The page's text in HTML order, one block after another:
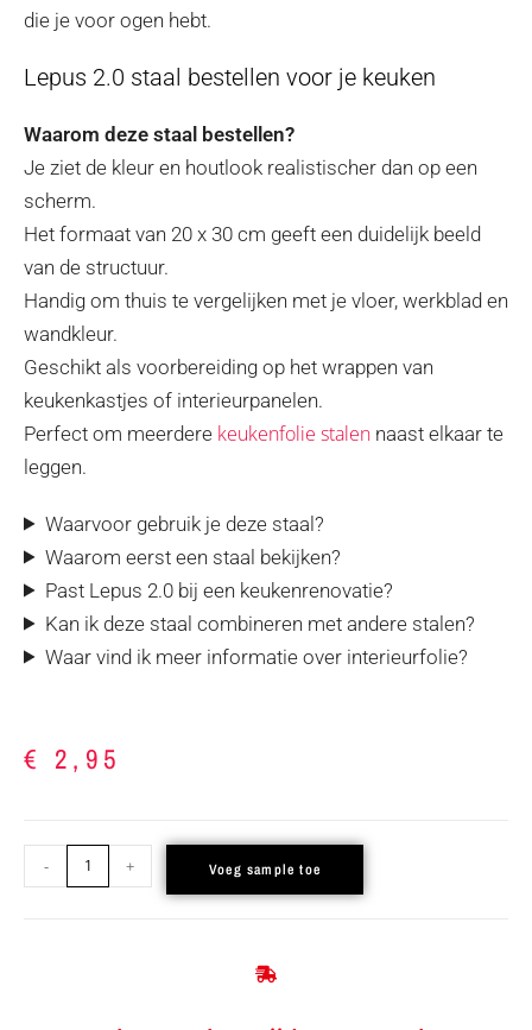
die je voor ogen hebt.
Lepus 2.0 staal bestellen voor je keuken
Waarom deze staal bestellen?
Je ziet de kleur en houtlook realistischer dan op een
scherm.
Het formaat van 20 x 30 cm geeft een duidelijk beeld
van de structuur.
Handig om thuis te vergelijken met je vloer, werkblad en
wandkleur.
Geschikt als voorbereiding op het wrappen van
keukenkastjes of interieurpanelen.
Perfect om meerdere keukenfolie stalen naast elkaar te
leggen.
Waarvoor gebruik je deze staal?
Waarom eerst een staal bekijken?
Past Lepus 2.0 bij een keukenrenovatie?
Kan ik deze staal combineren met andere stalen?
Waar vind ik meer informatie over interieurfolie?
€ 2,95
- + Voeg sample toe